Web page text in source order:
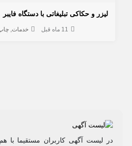
لیزر و حکاکی تبلیغاتی با دستگاه فایبر
11 ماه قبل خدمات
در لیست آگهی کاربران مستقیما با